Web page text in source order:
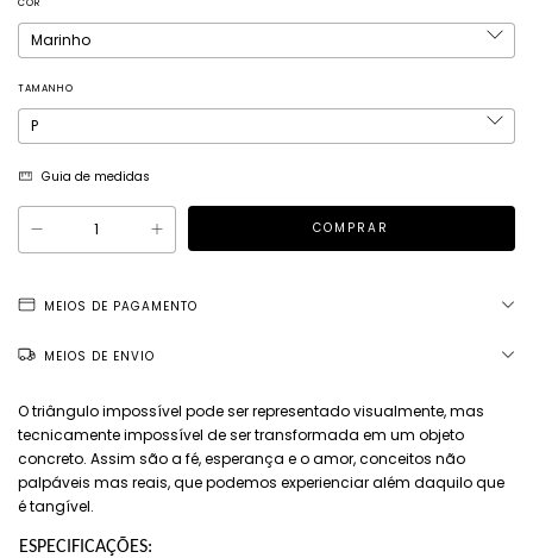
COR
TAMANHO
Guia de medidas
MEIOS DE PAGAMENTO
MEIOS DE ENVIO
O triângulo impossível pode ser representado visualmente, mas
tecnicamente impossível de ser transformada em um objeto
concreto. Assim são a fé, esperança e o amor, conceitos não
palpáveis mas reais, que podemos experienciar além daquilo que
é tangível.
ESPECIFICAÇÕES: